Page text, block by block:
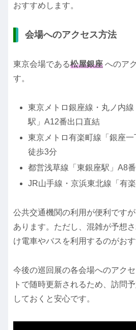
おすすめします。
会場へのアクセス方法
東京会場である松屋銀座 へのア
す。
東京メトロ銀座線・丸ノ内
駅」A12番出口直結
東京メトロ有楽町線「銀座
徒歩3分
都営浅草線「東銀座駅」A8
JR山手線・京浜東北線「有
公共交通機関の利用が便利です
あります。ただし、混雑が予想
け電車やバスを利用するのがおす
今後の巡回展の各会場へのアク
トで随時更新されるため、訪問
しておくと安心です。